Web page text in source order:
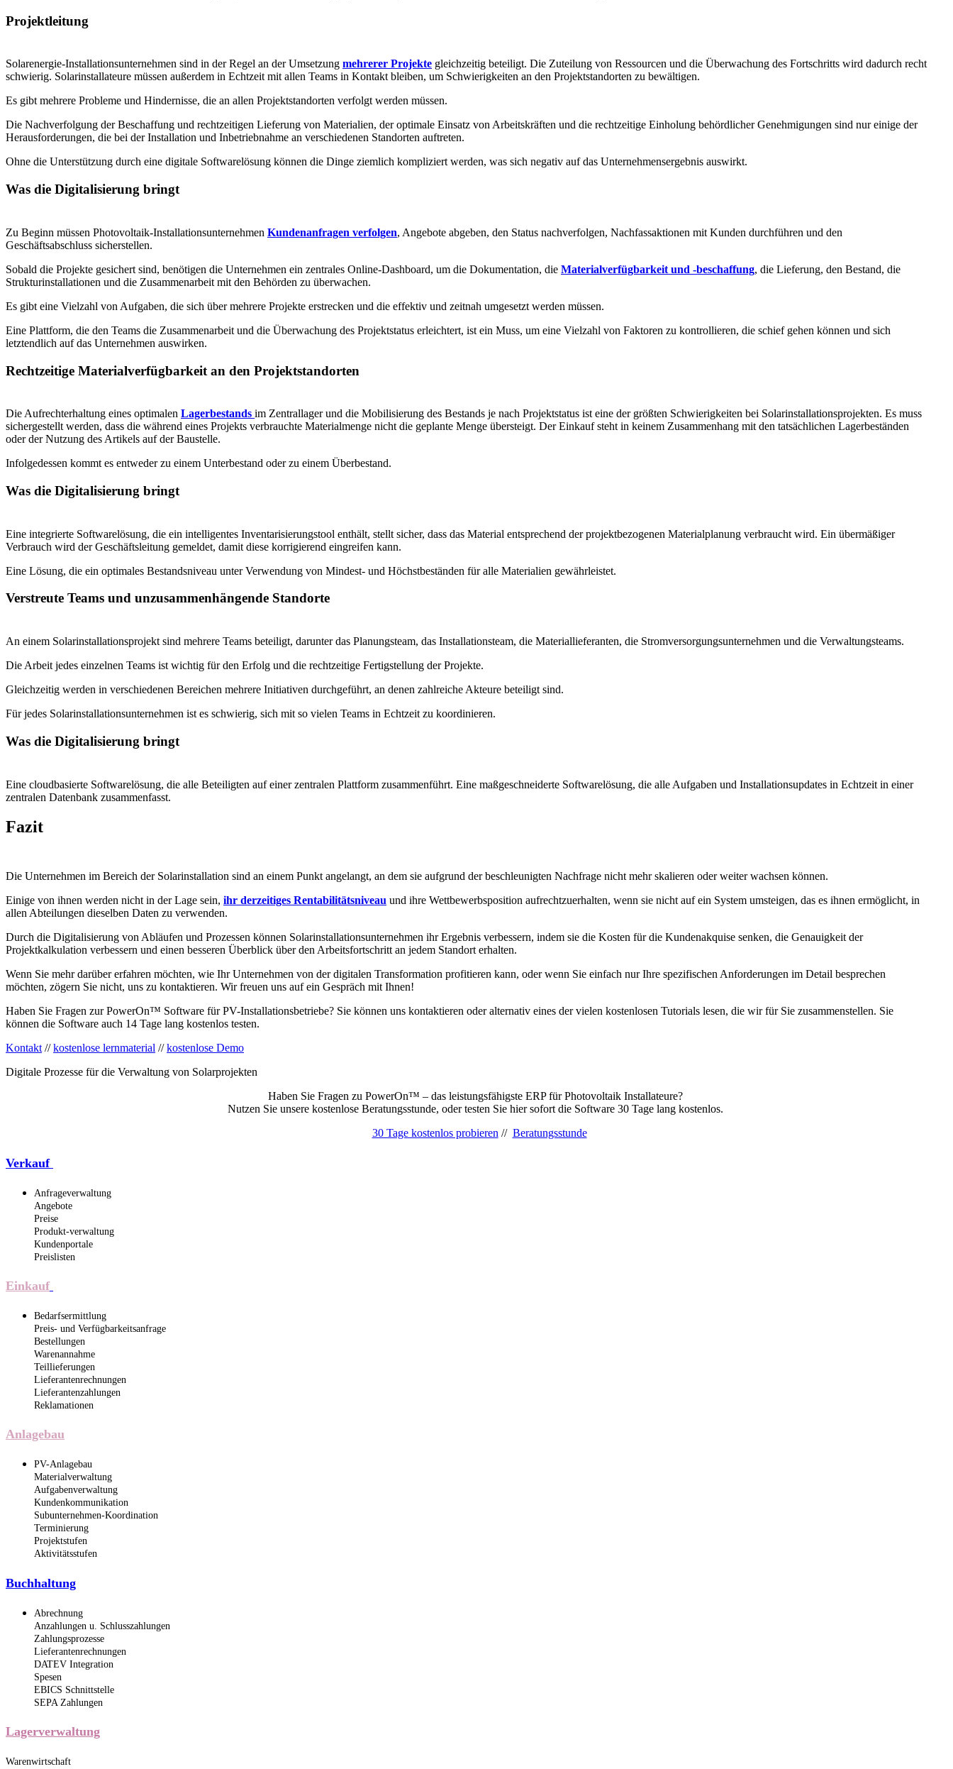
Projektleitung
Solarenergie-Installationsunternehmen sind in der Regel an der Umsetzung mehrerer Projekte gleichzeitig beteiligt. Die Zuteilung von Ressourcen und die Überwachung des Fortschritts wird dadurch recht
schwierig. Solarinstallateure müssen außerdem in Echtzeit mit allen Teams in Kontakt bleiben, um Schwierigkeiten an den Projektstandorten zu bewältigen.
Es gibt mehrere Probleme und Hindernisse, die an allen Projektstandorten verfolgt werden müssen.
Die Nachverfolgung der Beschaffung und rechtzeitigen Lieferung von Materialien, der optimale Einsatz von Arbeitskräften und die rechtzeitige Einholung behördlicher Genehmigungen sind nur einige der
Herausforderungen, die bei der Installation und Inbetriebnahme an verschiedenen Standorten auftreten.
Ohne die Unterstützung durch eine digitale Softwarelösung können die Dinge ziemlich kompliziert werden, was sich negativ auf das Unternehmensergebnis auswirkt.
Was die Digitalisierung bringt
Zu Beginn müssen Photovoltaik-Installationsunternehmen Kundenanfragen verfolgen, Angebote abgeben, den Status nachverfolgen, Nachfassaktionen mit Kunden durchführen und den
Geschäftsabschluss sicherstellen.
Sobald die Projekte gesichert sind, benötigen die Unternehmen ein zentrales Online-Dashboard, um die Dokumentation, die Materialverfügbarkeit und -beschaffung, die Lieferung, den Bestand, die
Strukturinstallationen und die Zusammenarbeit mit den Behörden zu überwachen.
Es gibt eine Vielzahl von Aufgaben, die sich über mehrere Projekte erstrecken und die effektiv und zeitnah umgesetzt werden müssen.
Eine Plattform, die den Teams die Zusammenarbeit und die Überwachung des Projektstatus erleichtert, ist ein Muss, um eine Vielzahl von Faktoren zu kontrollieren, die schief gehen können und sich
letztendlich auf das Unternehmen auswirken.
Rechtzeitige Materialverfügbarkeit an den Projektstandorten
Die Aufrechterhaltung eines optimalen Lagerbestands im Zentrallager und die Mobilisierung des Bestands je nach Projektstatus ist eine der größten Schwierigkeiten bei Solarinstallationsprojekten. Es muss
sichergestellt werden, dass die während eines Projekts verbrauchte Materialmenge nicht die geplante Menge übersteigt. Der Einkauf steht in keinem Zusammenhang mit den tatsächlichen Lagerbeständen
oder der Nutzung des Artikels auf der Baustelle.
Infolgedessen kommt es entweder zu einem Unterbestand oder zu einem Überbestand.
Was die Digitalisierung bringt
Eine integrierte Softwarelösung, die ein intelligentes Inventarisierungstool enthält, stellt sicher, dass das Material entsprechend der projektbezogenen Materialplanung verbraucht wird. Ein übermäßiger
Verbrauch wird der Geschäftsleitung gemeldet, damit diese korrigierend eingreifen kann.
Eine Lösung, die ein optimales Bestandsniveau unter Verwendung von Mindest- und Höchstbeständen für alle Materialien gewährleistet.
Verstreute Teams und unzusammenhängende Standorte
An einem Solarinstallationsprojekt sind mehrere Teams beteiligt, darunter das Planungsteam, das Installationsteam, die Materiallieferanten, die Stromversorgungsunternehmen und die Verwaltungsteams.
Die Arbeit jedes einzelnen Teams ist wichtig für den Erfolg und die rechtzeitige Fertigstellung der Projekte.
Gleichzeitig werden in verschiedenen Bereichen mehrere Initiativen durchgeführt, an denen zahlreiche Akteure beteiligt sind.
Für jedes Solarinstallationsunternehmen ist es schwierig, sich mit so vielen Teams in Echtzeit zu koordinieren.
Was die Digitalisierung bringt
Eine cloudbasierte Softwarelösung, die alle Beteiligten auf einer zentralen Plattform zusammenführt. Eine maßgeschneiderte Softwarelösung, die alle Aufgaben und Installationsupdates in Echtzeit in einer
zentralen Datenbank zusammenfasst.
Fazit
Die Unternehmen im Bereich der Solarinstallation sind an einem Punkt angelangt, an dem sie aufgrund der beschleunigten Nachfrage nicht mehr skalieren oder weiter wachsen können.
Einige von ihnen werden nicht in der Lage sein, ihr derzeitiges Rentabilitätsniveau und ihre Wettbewerbsposition aufrechtzuerhalten, wenn sie nicht auf ein System umsteigen, das es ihnen ermöglicht, in
allen Abteilungen dieselben Daten zu verwenden.
Durch die Digitalisierung von Abläufen und Prozessen können Solarinstallationsunternehmen ihr Ergebnis verbessern, indem sie die Kosten für die Kundenakquise senken, die Genauigkeit der
Projektkalkulation verbessern und einen besseren Überblick über den Arbeitsfortschritt an jedem Standort erhalten.
Wenn Sie mehr darüber erfahren möchten, wie Ihr Unternehmen von der digitalen Transformation profitieren kann, oder wenn Sie einfach nur Ihre spezifischen Anforderungen im Detail besprechen
möchten, zögern Sie nicht, uns zu kontaktieren. Wir freuen uns auf ein Gespräch mit Ihnen!
Haben Sie Fragen zur PowerOn™ Software für PV-Installationsbetriebe? Sie können uns kontaktieren oder alternativ eines der vielen kostenlosen Tutorials lesen, die wir für Sie zusammenstellen. Sie
können die Software auch 14 Tage lang kostenlos testen.
Kontakt //kostenlose lernmaterial //kostenlose Demo
Digitale Prozesse für die Verwaltung von Solarprojekten
Haben Sie Fragen zu PowerOn™ – das leistungsfähigste ERP für Photovoltaik Installateure?
Nutzen Sie unsere kostenlose Beratungsstunde, oder testen Sie hier sofort die Software 30 Tage lang kostenlos.
30 Tage kostenlos probieren // Beratungsstunde
Verkauf
Anfrageverwaltung
Angebote
Preise
Produkt-verwaltung
Kundenportale
Preislisten
Einkauf
Bedarfsermittlung
Preis- und Verfügbarkeitsanfrage
Bestellungen
Warenannahme
Teillieferungen
Lieferantenrechnungen
Lieferantenzahlungen
Reklamationen
Anlagebau
PV-Anlagebau
Materialverwaltung
Aufgabenverwaltung
Kundenkommunikation
Subunternehmen-Koordination
Terminierung
Projektstufen
Aktivitätsstufen
Buchhaltung
Abrechnung
Anzahlungen u. Schlusszahlungen
Zahlungsprozesse
Lieferantenrechnungen
DATEV Integration
Spesen
EBICS Schnittstelle
SEPA Zahlungen
Lagerverwaltung
Warenwirtschaft